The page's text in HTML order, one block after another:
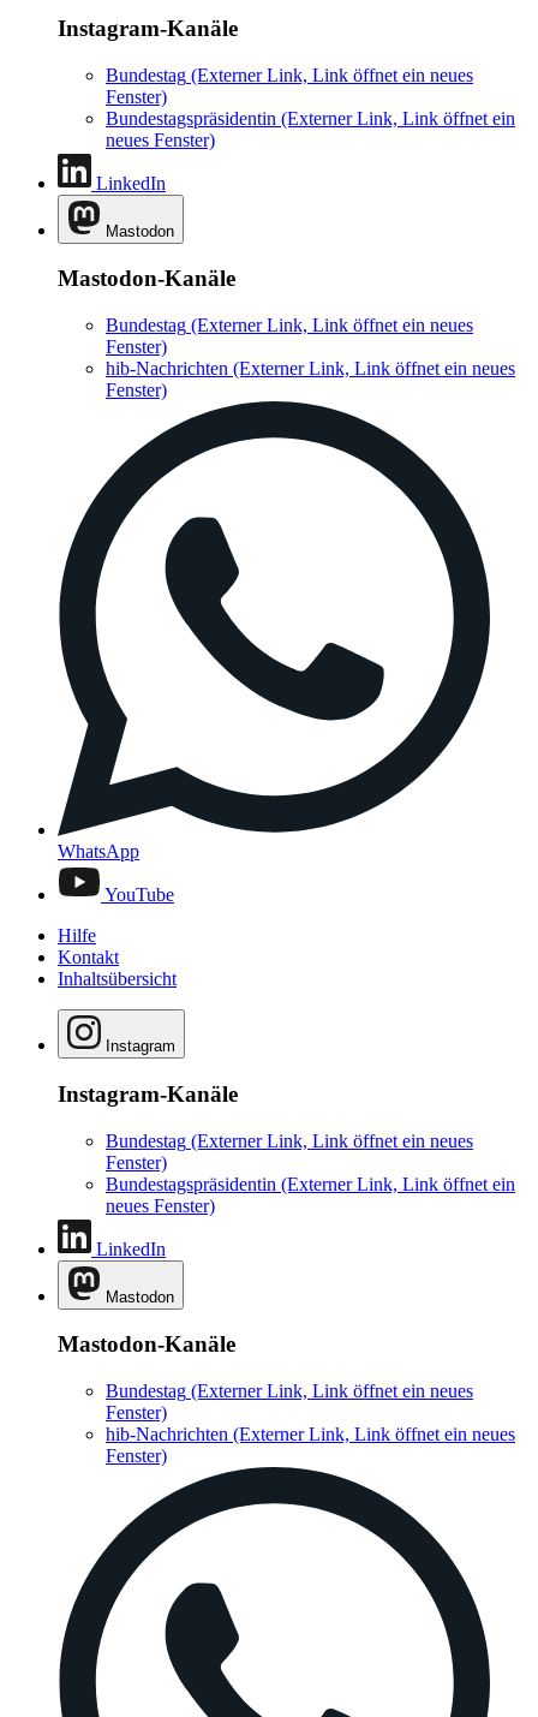
Instagram-Kanäle
Bundestag (Externer Link, Link öffnet ein neues
Fenster)
Bundestagspräsidentin (Externer Link, Link öffnet ein
neues Fenster)
LinkedIn
Mastodon
Mastodon-Kanäle
Bundestag (Externer Link, Link öffnet ein neues
Fenster)
hib-Nachrichten (Externer Link, Link öffnet ein neues
Fenster)
WhatsApp
YouTube
Hilfe
Kontakt
Inhaltsübersicht
Instagram
Instagram-Kanäle
Bundestag (Externer Link, Link öffnet ein neues
Fenster)
Bundestagspräsidentin (Externer Link, Link öffnet ein
neues Fenster)
LinkedIn
Mastodon
Mastodon-Kanäle
Bundestag (Externer Link, Link öffnet ein neues
Fenster)
hib-Nachrichten (Externer Link, Link öffnet ein neues
Fenster)